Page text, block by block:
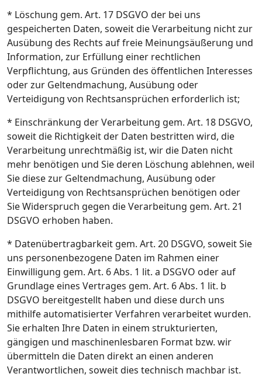
* Löschung gem. Art. 17 DSGVO der bei uns
gespeicherten Daten, soweit die Verarbeitung nicht zur
Ausübung des Rechts auf freie Meinungsäußerung und
Information, zur Erfüllung einer rechtlichen
Verpflichtung, aus Gründen des öffentlichen Interesses
oder zur Geltendmachung, Ausübung oder
Verteidigung von Rechtsansprüchen erforderlich ist;
* Einschränkung der Verarbeitung gem. Art. 18 DSGVO,
soweit die Richtigkeit der Daten bestritten wird, die
Verarbeitung unrechtmäßig ist, wir die Daten nicht
mehr benötigen und Sie deren Löschung ablehnen, weil
Sie diese zur Geltendmachung, Ausübung oder
Verteidigung von Rechtsansprüchen benötigen oder
Sie Widerspruch gegen die Verarbeitung gem. Art. 21
DSGVO erhoben haben.
* Datenübertragbarkeit gem. Art. 20 DSGVO, soweit Sie
uns personenbezogene Daten im Rahmen einer
Einwilligung gem. Art. 6 Abs. 1 lit. a DSGVO oder auf
Grundlage eines Vertrages gem. Art. 6 Abs. 1 lit. b
DSGVO bereitgestellt haben und diese durch uns
mithilfe automatisierter Verfahren verarbeitet wurden.
Sie erhalten Ihre Daten in einem strukturierten,
gängigen und maschinenlesbaren Format bzw. wir
übermitteln die Daten direkt an einen anderen
Verantwortlichen, soweit dies technisch machbar ist.